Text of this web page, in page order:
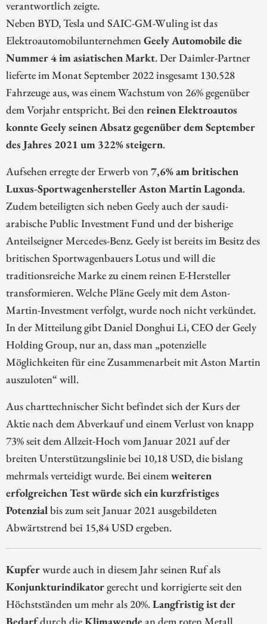
verantwortlich zeigte.
Neben BYD, Tesla und SAIC-GM-Wuling ist das
ElektroautomobilunternehmenGeely Automobile die
Nummer 4 im asiatischen Markt. Der Daimler-Partner
lieferte im Monat September 2022 insgesamt 130.528
Fahrzeuge aus, was einem Wachstum von 26% gegenüber
dem Vorjahr entspricht. Bei denreinen Elektroautos
konnte Geely seinen Absatz gegenüber dem September
des Jahres 2021 um 322% steigern.
Aufsehen erregte der Erwerb von7,6% am britischen
Luxus-Sportwagenhersteller Aston Martin Lagonda.
Zudem beteiligten sich neben Geely auch der saudi-
arabische Public Investment Fund und der bisherige
Anteilseigner Mercedes-Benz. Geely ist bereits im Besitz des
britischen Sportwagenbauers Lotus und will die
traditionsreiche Marke zu einem reinen E-Hersteller
transformieren. Welche Pläne Geely mit dem Aston-
Martin-Investment verfolgt, wurde noch nicht verkündet.
In der Mitteilung gibt Daniel Donghui Li, CEO der Geely
Holding Group, nur an, dass man „potenzielle
Möglichkeiten für eine Zusammenarbeit mit Aston Martin
auszuloten“ will.
Aus charttechnischer Sicht befindet sich der Kurs der
Aktie nach dem Abverkauf und einem Verlust von knapp
73% seit dem Allzeit-Hoch vom Januar 2021 auf der
breiten Unterstützungslinie bei 10,18 USD, die bislang
mehrmals verteidigt wurde. Bei einemweiteren
erfolgreichen Test würde sich ein kurzfristiges
Potenzialbis zum seit Januar 2021 ausgebildeten
Abwärtstrend bei 15,84 USD ergeben.
Kupferwurde auch in diesem Jahr seinen Ruf als
Konjunkturindikatorgerecht und korrigierte seit den
Höchstständen um mehr als 20%.Langfristig ist der